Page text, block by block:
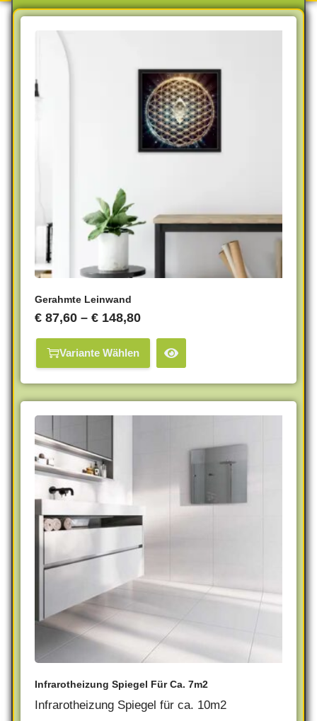
Gerahmte Leinwand
€ 87,60 – € 148,80
Variante Wählen
Infrarotheizung Spiegel Für Ca. 7m2
Infrarotheizung Spiegel für ca. 10m2